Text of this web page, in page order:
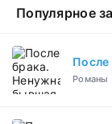
Популярное
После
Романы